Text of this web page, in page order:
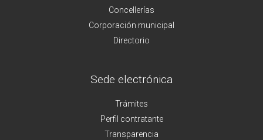
Concellerías
Corporación municipal
Directorio
Sede electrónica
Trámites
Perfil contratante
Transparencia